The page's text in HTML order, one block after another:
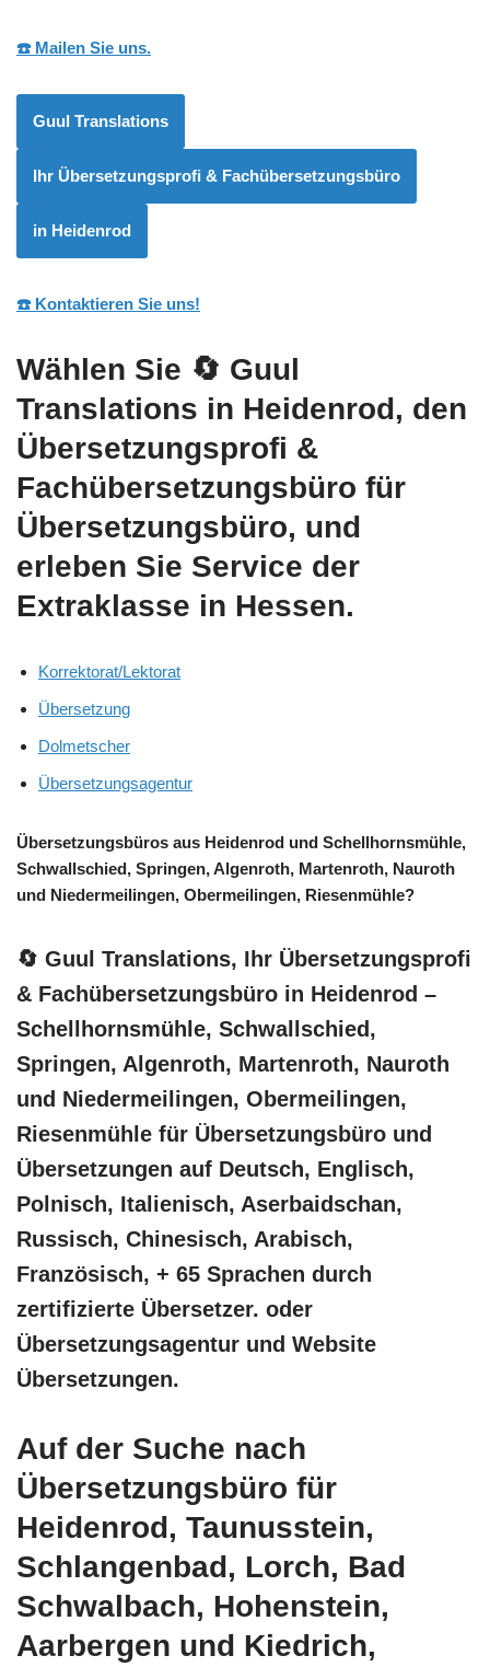
☎️ Mailen Sie uns.
Guul Translations
Ihr Übersetzungsprofi & Fachübersetzungsbüro
in Heidenrod
☎️ Kontaktieren Sie uns!
Wählen Sie 🔄 Guul
Translations in Heidenrod, den
Übersetzungsprofi &
Fachübersetzungsbüro für
Übersetzungsbüro, und
erleben Sie Service der
Extraklasse in Hessen.
Korrektorat/Lektorat
Übersetzung
Dolmetscher
Übersetzungsagentur
Übersetzungsbüros aus Heidenrod und Schellhornsmühle,
Schwallschied, Springen, Algenroth, Martenroth, Nauroth
und Niedermeilingen, Obermeilingen, Riesenmühle?
🔄 Guul Translations, Ihr Übersetzungsprofi
& Fachübersetzungsbüro in Heidenrod –
Schellhornsmühle, Schwallschied,
Springen, Algenroth, Martenroth, Nauroth
und Niedermeilingen, Obermeilingen,
Riesenmühle für Übersetzungsbüro und
Übersetzungen auf Deutsch, Englisch,
Polnisch, Italienisch, Aserbaidschan,
Russisch, Chinesisch, Arabisch,
Französisch, + 65 Sprachen durch
zertifizierte Übersetzer. oder
Übersetzungsagentur und Website
Übersetzungen.
Auf der Suche nach
Übersetzungsbüro für
Heidenrod, Taunusstein,
Schlangenbad, Lorch, Bad
Schwalbach, Hohenstein,
Aarbergen und Kiedrich,